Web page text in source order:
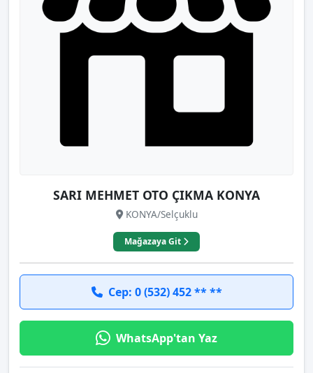
SARI MEHMET OTO ÇIKMA KONYA
KONYA/Selçuklu
Mağazaya Git
Cep: 0 (532) 452 ** **
WhatsApp'tan Yaz